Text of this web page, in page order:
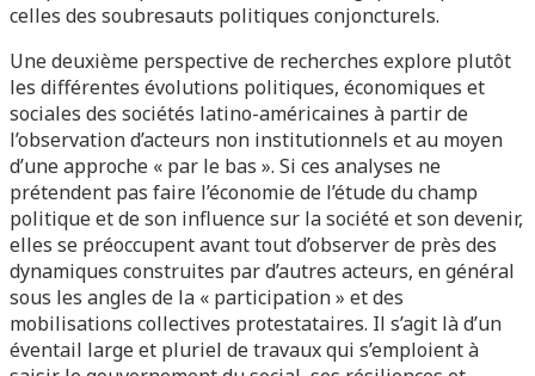
celles des soubresauts politiques conjoncturels.
Une deuxième perspective de recherches explore plutôt
les différentes évolutions politiques, économiques et
sociales des sociétés latino-américaines à partir de
l’observation d’acteurs non institutionnels et au moyen
d’une approche « par le bas ». Si ces analyses ne
prétendent pas faire l’économie de l’étude du champ
politique et de son influence sur la société et son devenir,
elles se préoccupent avant tout d’observer de près des
dynamiques construites par d’autres acteurs, en général
sous les angles de la « participation » et des
mobilisations collectives protestataires. Il s’agit là d’un
éventail large et pluriel de travaux qui s’emploient à